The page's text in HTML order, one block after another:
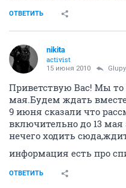
ОТВЕТИТЬ
nikita
activist
15 июня 2010
Приветствую Вас! Мы
мая.Будем ждать
9 июня сказали что
включительно до 13
нечего ходить
информация есть про
ОТВЕТИТЬ